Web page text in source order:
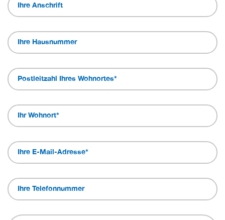
Ihre Anschrift
Ihre Hausnummer
Postleitzahl Ihres Wohnortes*
Ihr Wohnort*
Ihre E-Mail-Adresse*
Ihre Telefonnummer